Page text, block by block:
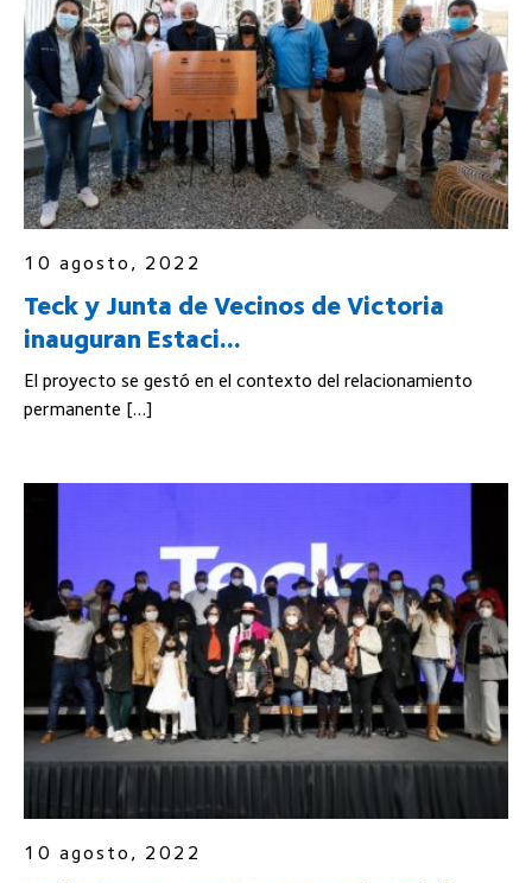
10 agosto, 2022
Teck y Junta de Vecinos de Victoria
inauguran Estaci...
El proyecto se gestó en el contexto del relacionamiento
permanente […]
10 agosto, 2022